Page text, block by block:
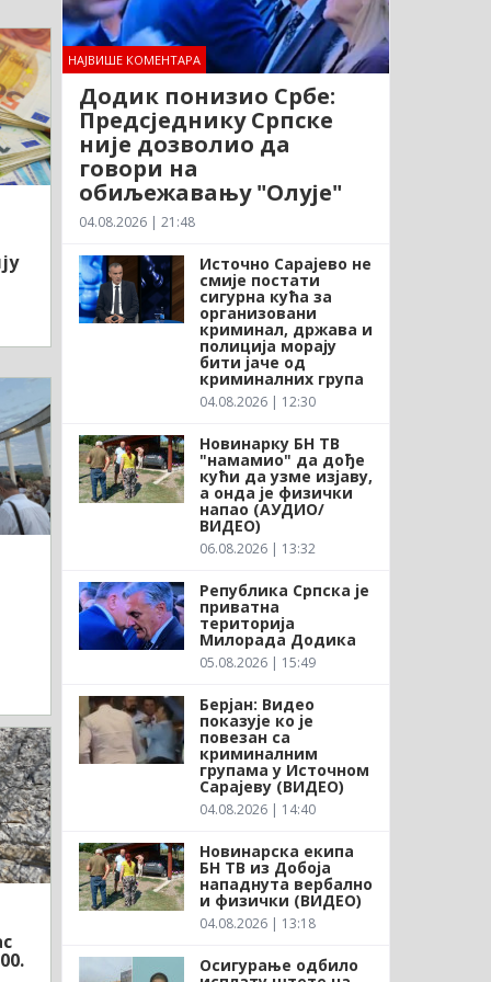
НАЈВИШЕ КОМЕНТАРА
Додик понизио Србе:
Предсједнику Српске
није дозволио да
говори на
обиљежавању "Олује"
04.08.2026 | 21:48
Источно Сарајево не
смије постати
сигурна кућа за
организовани
криминал, држава и
полиција морају
бити јаче од
криминалних група
04.08.2026 | 12:30
Новинарку БН ТВ
"намамио" да дође
кући да узме изјаву,
а онда је физички
напао (АУДИО/
ВИДЕО)
06.08.2026 | 13:32
Република Српска је
приватна
територија
Милорада Додика
05.08.2026 | 15:49
Берјан: Видео
показује ко је
повезан са
криминалним
групама у Источном
Сарајеву (ВИДЕО)
04.08.2026 | 14:40
Новинарска екипа
БН ТВ из Добоја
нападнута вербално
и физички (ВИДЕО)
04.08.2026 | 13:18
Осигурање одбило